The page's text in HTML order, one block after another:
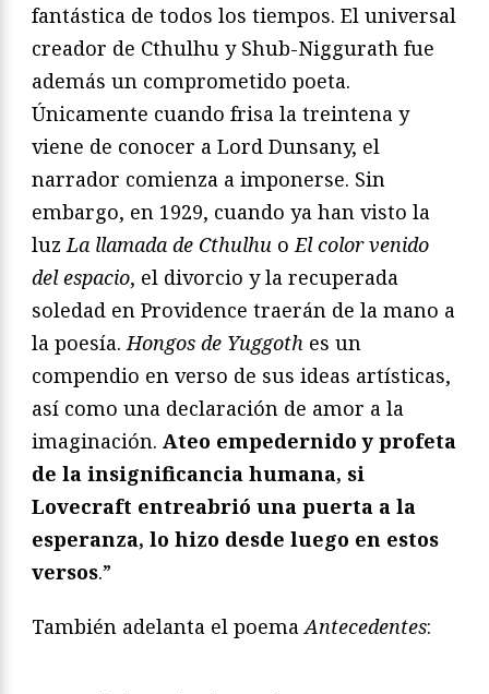
fantástica de todos los tiempos. El universal
creador de Cthulhu y Shub-Niggurath fue
además un comprometido poeta.
Únicamente cuando frisa la treintena y
viene de conocer a Lord Dunsany, el
narrador comienza a imponerse. Sin
embargo, en 1929, cuando ya han visto la
luzLa llamada de Cthulhu oEl color venido
del espacio, el divorcio y la recuperada
soledad en Providence traerán de la mano a
la poesía.Hongos de Yuggoth es un
compendio en verso de sus ideas artísticas,
así como una declaración de amor a la
imaginación. Ateo empedernido y profeta
de la insignificancia humana, si
Lovecraft entreabrió una puerta a la
esperanza, lo hizo desde luego en estos
versos.”
También adelanta el poemaAntecedentes: